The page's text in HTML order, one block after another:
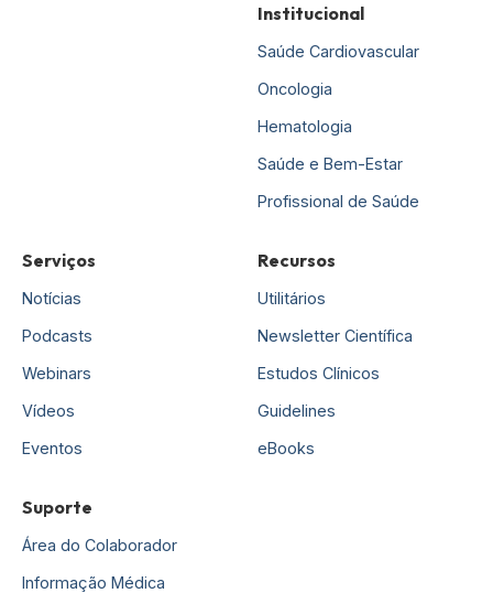
Institucional
Saúde Cardiovascular
Oncologia
Hematologia
Saúde e Bem-Estar
Profissional de Saúde
Serviços
Notícias
Podcasts
Webinars
Vídeos
Eventos
Recursos
Utilitários
Newsletter Científica
Estudos Clínicos
Guidelines
eBooks
Suporte
Área do Colaborador
Informação Médica